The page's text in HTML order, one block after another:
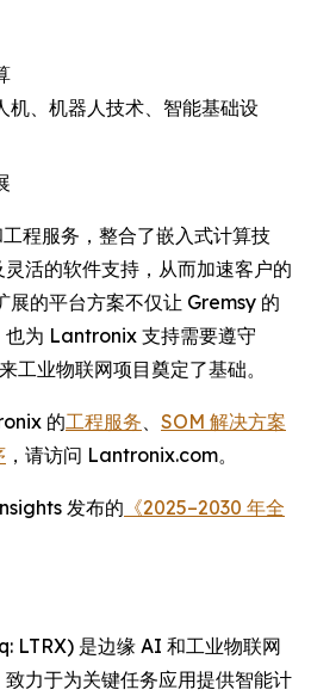
机、机器人技术、智能基础设
程服务，整合了嵌入式计算技
活的软件支持，从而加速客户的
展的平台方案不仅让 Gremsy 的
也为 Lantronix 支持需要遵守
工业物联网项目奠定了基础。
的工程服务
SOM 解决方案
，请访问 Lantronix.com。
发布的 《2025–2030 年全
LTRX) 是边缘 AI 和工业物联网
力于为关键任务应用提供智能计